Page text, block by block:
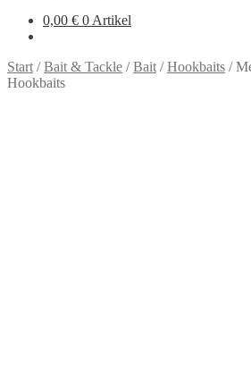
0,00 € 0 Artikel
Start /Bait & Tackle /Bait /Hookbaits /
Hookbaits